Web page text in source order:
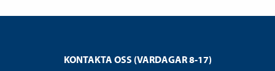
KONTAKTA OSS (VARDAGAR 8-17)